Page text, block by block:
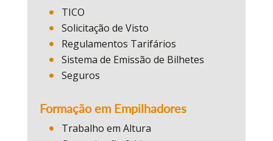
TICO
Solicitação de Visto
Regulamentos Tarifários
Sistema de Emissão de Bilhetes
Seguros
Formação em Empilhadores
Trabalho em Altura